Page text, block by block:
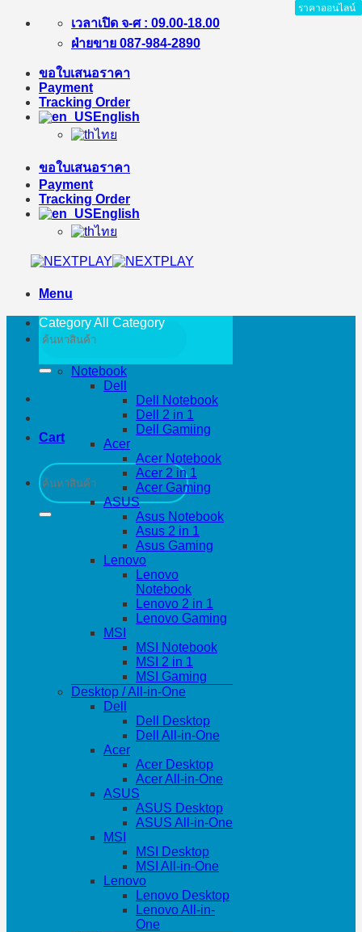
Skip
เวลาเปิด จ-ศ : 09.00-18.00
ฝ่ายขาย 087-984-2890
ขอใบเสนอราคา
Payment
Tracking Order
English
ไทย
ขอใบเสนอราคา
Payment
Tracking Order
English
ไทย
Menu
Search
for:
Cart
Search
for:
Category All Category
Notebook
Dell
Dell Notebook
Dell 2 in 1
Dell Gamiing
Acer
Acer Notebook
Acer 2 in 1
Acer Gaming
ASUS
Asus Notebook
Asus 2 in 1
Asus Gaming
Lenovo
Lenovo
Notebook
Lenovo 2 in 1
Lenovo Gaming
MSI
MSI Notebook
MSI 2 in 1
MSI Gaming
Desktop / All-in-One
Dell
Dell Desktop
Dell All-in-One
Acer
Acer Desktop
Acer All-in-One
ASUS
ASUS Desktop
ASUS All-in-One
MSI
MSI Desktop
MSI All-in-One
Lenovo
Lenovo Desktop
Lenovo All-in-
One
ราคาออนไลน์
ราคาออนไลน์
ราคาออนไลน์
ราคาออนไลน์